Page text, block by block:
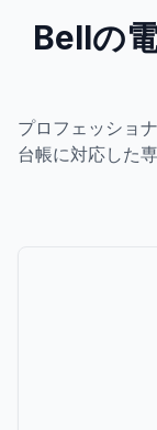
Bellの
プロフェッショ
台帳に対応した